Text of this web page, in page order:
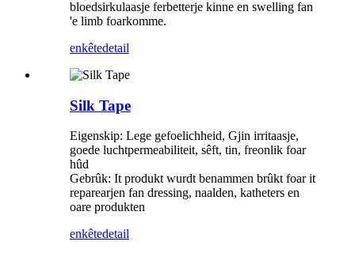
bloedsirkulaasje ferbetterje kinne en swelling fan
'e limb foarkomme.
enkêtedetail
Silk Tape
Eigenskip: Lege gefoelichheid, Gjin irritaasje,
goede luchtpermeabiliteit, sêft, tin, freonlik foar
hûd
Gebrûk: It produkt wurdt benammen brûkt foar it
reparearjen fan dressing, naalden, katheters en
oare produkten
enkêtedetail